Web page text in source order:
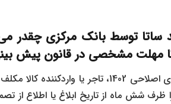
توسط بانک مرکزی چقدر
مهلت مشخصی در قانون پیش
بر اساس تبصره 3 ماده 16 قانون دیوان عدالت اداری اصلاحی
شش ماه از تاریخ ابلاغ یا اطلاع از